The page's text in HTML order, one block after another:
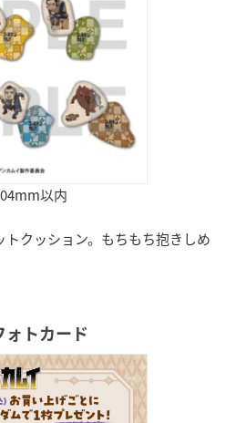
以内
クッション。もちもち抱きしめ
ォトカード